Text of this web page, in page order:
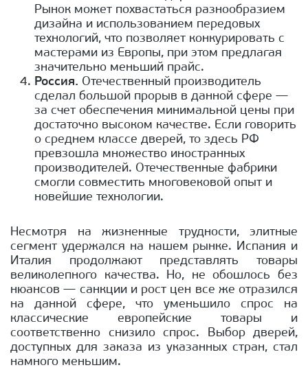
Рынок может похвастаться разнообразием
дизайна и использованием передовых
технологий, что позволяет конкурировать с
мастерами из Европы, при этом предлагая
значительно меньший прайс.
Россия. Отечественный производитель
сделал большой прорыв в данной сфере —
за счет обеспечения минимальной цены при
достаточно высоком качестве. Если говорить
о среднем классе дверей, то здесь РФ
превзошла множество иностранных
производителей. Отечественные фабрики
смогли совместить многовековой опыт и
новейшие технологии.
Несмотря на жизненные трудности, элитные
сегмент удержался на нашем рынке. Испания и
Италия продолжают представлять товары
великолепного качества. Но, не обошлось без
нюансов — санкции и рост цен все же отразился
на данной сфере, что уменьшило спрос на
классические европейские товары и
соответственно снизило спрос. Выбор дверей,
доступных для заказа из указанных стран, стал
намного меньшим.